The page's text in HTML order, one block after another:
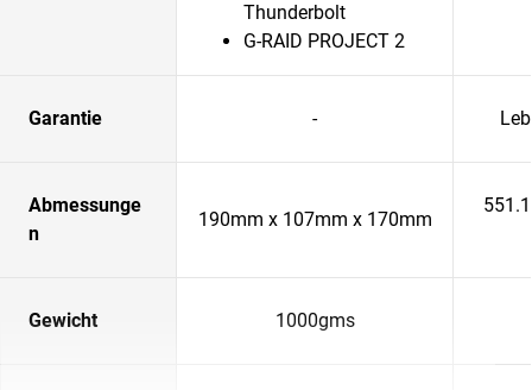
Thunderbolt
G-RAID PROJECT 2
Garantie -
Abmessunge
n
190mm x 107mm x 170mm
Gewicht 1000gms